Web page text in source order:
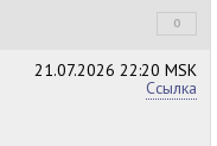
0
21.07.2026 22:20 MSK
Ссылка